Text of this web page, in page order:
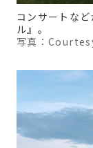
コンサートな
ル』。
写真：